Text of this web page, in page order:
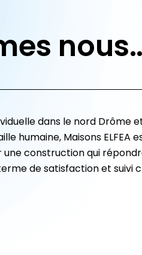
dans le nord Drôme
humaine, Maisons ELFEA
construction qui
de satisfaction et suivi